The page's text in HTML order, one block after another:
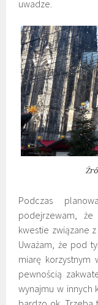
uwadze.
Podczas
podejrzewam,
kwestie związane
Uważam, że pod
miarę korzystnym
pewnością
wynajmu w innych